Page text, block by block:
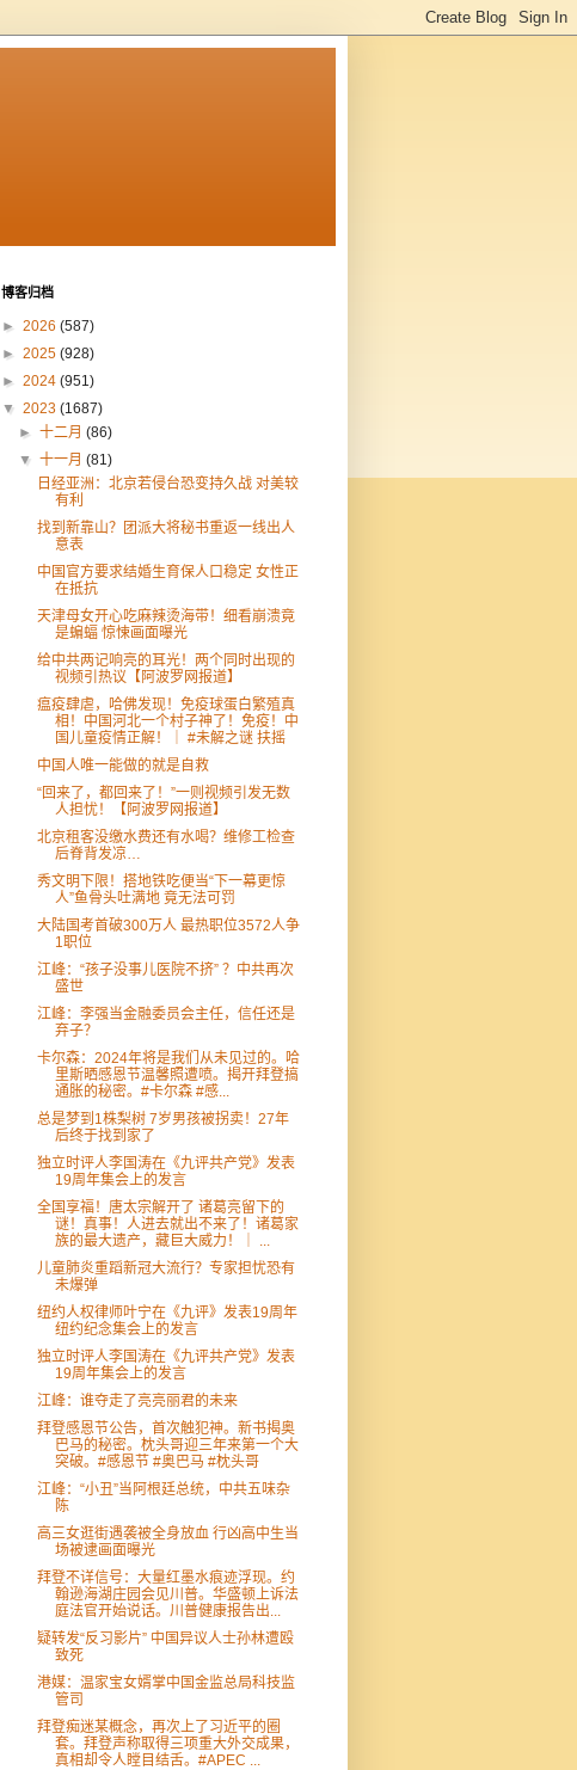
博客归档
► 2026 (587)
► 2025 (928)
► 2024 (951)
▼ 2023 (1687)
►十二月(86)
▼十一月(81)
日经亚洲：北京若侵台恐变持久战 对美较
有利
找到新靠山？团派大将秘书重返一线出人
意表
中国官方要求结婚生育保人口稳定 女性正
在抵抗
天津母女开心吃麻辣烫海带！细看崩溃竟
是蝙蝠 惊悚画面曝光
给中共两记响亮的耳光！两个同时出现的
视频引热议【阿波罗网报道】
瘟疫肆虐，哈佛发现！免疫球蛋白繁殖真
相！中国河北一个村子神了！免疫！中
国儿童疫情正解！｜ #未解之谜 扶摇
中国人唯一能做的就是自救
“回来了，都回来了！”一则视频引发无数
人担忧！【阿波罗网报道】
北京租客没缴水费还有水喝？维修工检查
后脊背发凉…
秀文明下限！搭地铁吃便当“下一幕更惊
人”鱼骨头吐满地 竟无法可罚
大陆国考首破300万人 最热职位3572人争
1职位
江峰：“孩子没事儿医院不挤” ？中共再次
盛世
江峰：李强当金融委员会主任，信任还是
弃子？
卡尔森：2024年将是我们从未见过的。哈
里斯晒感恩节温馨照遭喷。揭开拜登搞
通胀的秘密。#卡尔森 #感...
总是梦到1株梨树 7岁男孩被拐卖！27年
后终于找到家了
独立时评人李国涛在《九评共产党》发表
19周年集会上的发言
全国享福！唐太宗解开了 诸葛亮留下的
谜！真事！人进去就出不来了！诸葛家
族的最大遗产，藏巨大威力！｜ ...
儿童肺炎重蹈新冠大流行？专家担忧恐有
未爆弹
纽约人权律师叶宁在《九评》发表19周年
纽约纪念集会上的发言
独立时评人李国涛在《九评共产党》发表
19周年集会上的发言
江峰：谁夺走了亮亮丽君的未来
拜登感恩节公告，首次触犯神。新书揭奥
巴马的秘密。枕头哥迎三年来第一个大
突破。#感恩节 #奥巴马 #枕头哥
江峰：“小丑”当阿根廷总统，中共五味杂
陈
高三女逛街遇袭被全身放血 行凶高中生当
场被逮画面曝光
拜登不详信号：大量红墨水痕迹浮现。约
翰逊海湖庄园会见川普。华盛顿上诉法
庭法官开始说话。川普健康报告出...
疑转发“反习影片” 中国异议人士孙林遭殴
致死
港媒：温家宝女婿掌中国金监总局科技监
管司
拜登痴迷某概念，再次上了习近平的圈
套。拜登声称取得三项重大外交成果，
真相却令人瞠目结舌。#APEC ...